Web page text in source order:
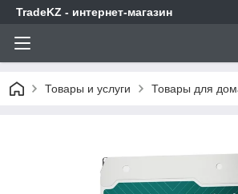
TradeKZ - интернет-магазин
Товары и услуги Товары для